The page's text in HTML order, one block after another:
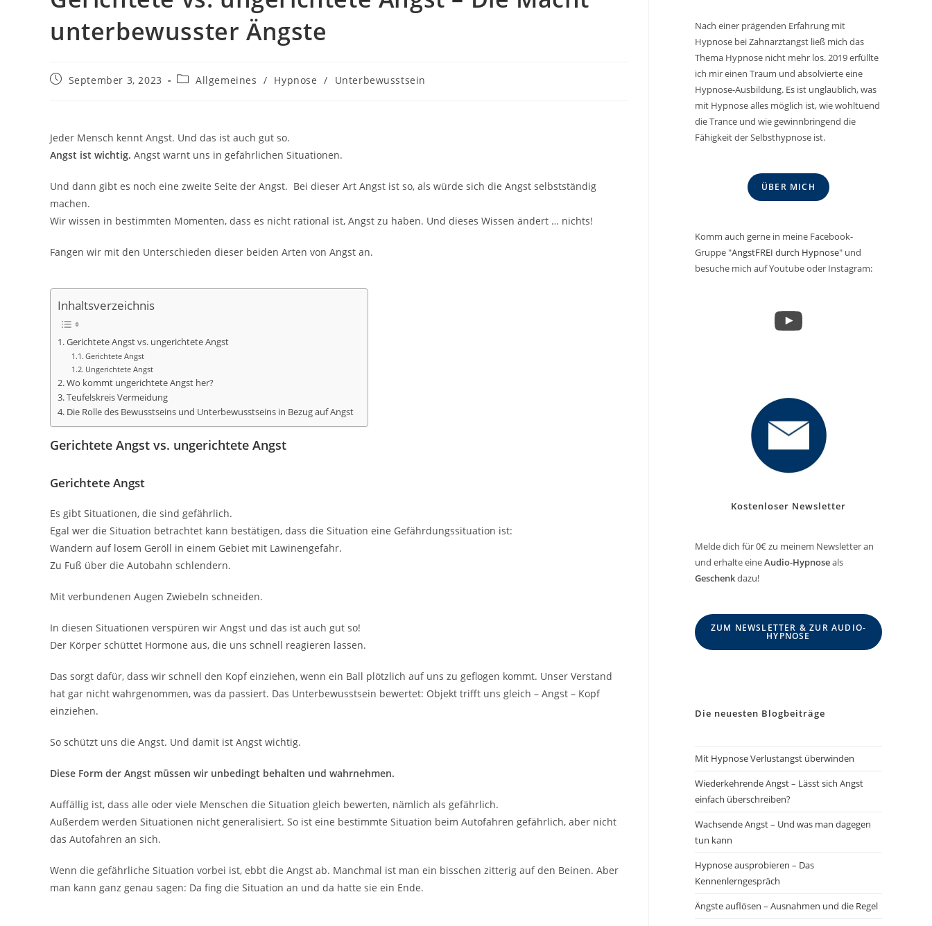
unterbewusster Ängste
BeitragSeptember 3, 2023
Beitrags-
Allgemeines / Hypnose / Unterbewusstsein
Jeder Mensch kennt Angst. Und das ist auch gut so.
Angst ist wichtig. Angst warnt uns in gefährlichen Situationen.
Und dann gibt es noch eine zweite Seite der Angst. Bei dieser Art Angst ist so, als würde sich die Angst selbstständig
machen.
Wir wissen in bestimmten Momenten, dass es nicht rational ist, Angst zu haben. Und dieses Wissen ändert … nichts!
Fangen wir mit den Unterschieden dieser beiden Arten von Angst an.
Inhaltsverzeichnis
Gerichtete Angst vs. ungerichtete Angst
Gerichtete Angst
Ungerichtete Angst
Wo kommt ungerichtete Angst her?
Teufelskreis Vermeidung
Die Rolle des Bewusstseins und Unterbewusstseins in Bezug auf Angst
Gerichtete Angst vs. ungerichtete Angst
Gerichtete Angst
Es gibt Situationen, die sind gefährlich.
Egal wer die Situation betrachtet kann bestätigen, dass die Situation eine Gefährdungssituation ist:
Wandern auf losem Geröll in einem Gebiet mit Lawinengefahr.
Zu Fuß über die Autobahn schlendern.
Mit verbundenen Augen Zwiebeln schneiden.
In diesen Situationen verspüren wir Angst und das ist auch gut so!
Der Körper schüttet Hormone aus, die uns schnell reagieren lassen.
Das sorgt dafür, dass wir schnell den Kopf einziehen, wenn ein Ball plötzlich auf uns zu geflogen kommt. Unser Verstand
hat gar nicht wahrgenommen, was da passiert. Das Unterbewusstsein bewertet: Objekt trifft uns gleich – Angst – Kopf
einziehen.
So schützt uns die Angst. Und damit ist Angst wichtig.
Diese Form der Angst müssen wir unbedingt behalten und wahrnehmen.
Auffällig ist, dass alle oder viele Menschen die Situation gleich bewerten, nämlich als gefährlich.
Außerdem werden Situationen nicht generalisiert. So ist eine bestimmte Situation beim Autofahren gefährlich, aber nicht
das Autofahren an sich.
Wenn die gefährliche Situation vorbei ist, ebbt die Angst ab. Manchmal ist man ein bisschen zitterig auf den Beinen. Aber
man kann ganz genau sagen: Da fing die Situation an und da hatte sie ein Ende.
Nach einer prägenden Erfahrung mit
Hypnose bei Zahnarztangst ließ mich das
Thema Hypnose nicht mehr los. 2019 erfüllte
ich mir einen Traum und absolvierte eine
Hypnose-Ausbildung. Es ist unglaublich, was
mit Hypnose alles möglich ist, wie wohltuend
die Trance und wie gewinnbringend die
Fähigkeit der Selbsthypnose ist.
ÜBER MICH
Komm auch gerne in meine Facebook-
Gruppe "AngstFREI durch Hypnose" und
besuche mich auf Youtube oder Instagram:
YouTube
Kostenloser Newsletter
Melde dich für 0€ zu meinem Newsletter an
und erhalte eineAudio-Hypnoseals
Geschenkdazu!
ZUM NEWSLETTER & ZUR AUDIO-
HYPNOSE
Die neuesten Blogbeiträge
Mit Hypnose Verlustangst überwinden
Wiederkehrende Angst – Lässt sich Angst
einfach überschreiben?
Wachsende Angst – Und was man dagegen
tun kann
Hypnose ausprobieren – Das
Kennenlerngespräch
Ängste auflösen – Ausnahmen und die Regel